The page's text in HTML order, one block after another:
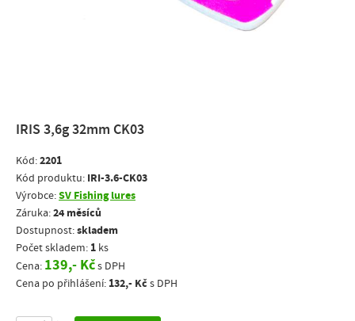
IRIS 3,6g 32mm CK03
Kód:2201
Kód produktu: IRI-3.6-CK03
Výrobce:SV Fishing lures
Záruka:24 měsíců
Dostupnost:skladem
Počet skladem: 1 ks
Cena: 139,- Kčs DPH
Cena po přihlášení: 132,- Kč s DPH